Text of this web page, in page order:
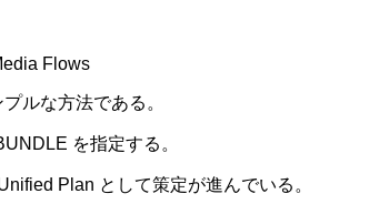
Flows
ルな方法である。
を指定する。
Plan として策定が進んでいる。